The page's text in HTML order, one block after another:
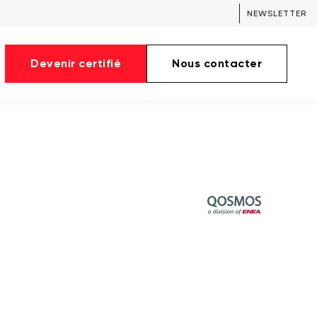
NEWSLETTER
Devenir certifié Nous contacter